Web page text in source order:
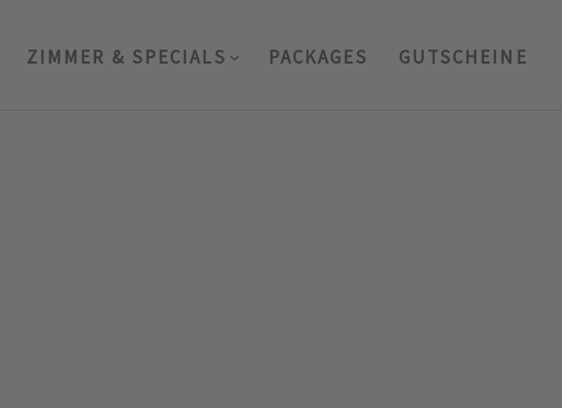
ZIMMER & SPECIALS PACKAGES GUTSCHEINE